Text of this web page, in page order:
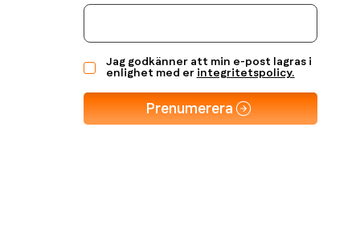
Jag godkänner att min e-post lagras i
enlighet med er integritetspolicy.
Prenumerera